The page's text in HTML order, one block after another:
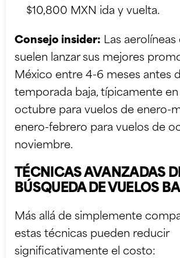
$10,800 MXN ida y vuelta.
Consejo insider: Las
suelen lanzar sus mejores
México entre 4-6 meses antes
temporada baja, típicamente
octubre para vuelos de enero-
enero-febrero para vuelos de
noviembre.
TÉCNICAS AVANZADAS
BÚSQUEDA DE VUELOS
Más allá de simplemente
estas técnicas pueden reducir
significativamente el costo: